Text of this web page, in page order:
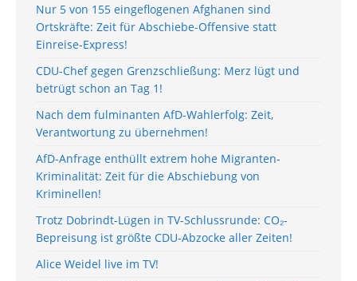
Nur 5 von 155 eingeflogenen Afghanen sind
Ortskräfte: Zeit für Abschiebe-Offensive statt
Einreise-Express!
CDU-Chef gegen Grenzschließung: Merz lügt und
betrügt schon an Tag 1!
Nach dem fulminanten AfD-Wahlerfolg: Zeit,
Verantwortung zu übernehmen!
AfD-Anfrage enthüllt extrem hohe Migranten-
Kriminalität: Zeit für die Abschiebung von
Kriminellen!
Trotz Dobrindt-Lügen in TV-Schlussrunde: CO₂-
Bepreisung ist größte CDU-Abzocke aller Zeiten!
Alice Weidel live im TV!